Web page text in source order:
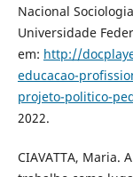
Nacional
Universidade
em: http://
educacao-
projeto-politico-
2022.
CIAVATTA, Maria.